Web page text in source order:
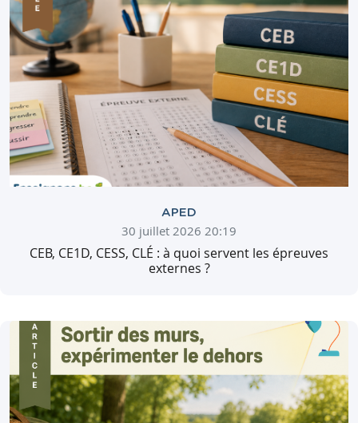
APED
30 juillet 2026 20:19
CEB, CE1D, CESS, CLÉ : à quoi servent les épreuves
externes ?